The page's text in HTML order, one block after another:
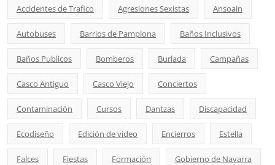
Accidentes de Trafico Agresiones Sexistas Ansoain
Autobuses Barrios de Pamplona Baños Inclusivos
Baños Publicos Bomberos Burlada Campañas
Casco Antiguo Casco Viejo Conciertos
Contaminación Cursos Dantzas Discapacidad
Ecodiseño Edición de video Encierros Estella
Falces Fiestas Formación Gobierno de Navarra